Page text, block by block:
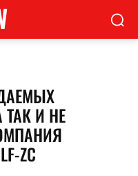
ТАК И НЕ
ZC